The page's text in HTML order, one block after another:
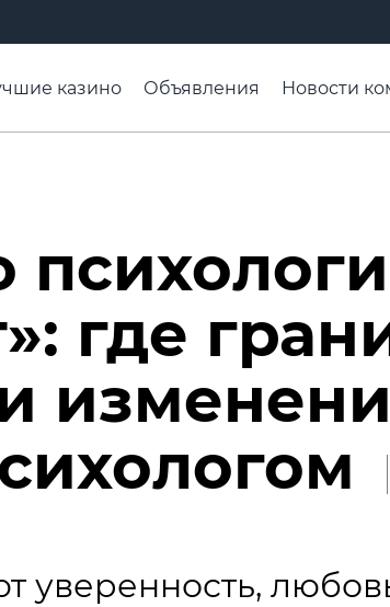
казино Объявления Новости
где
уверенность,